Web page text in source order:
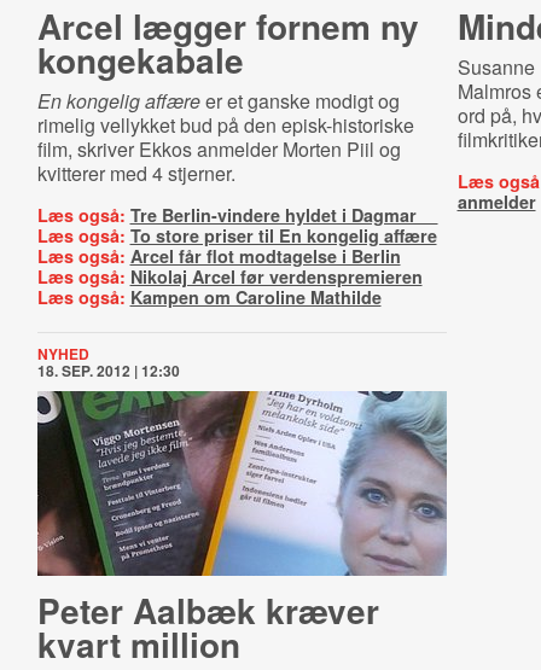
Arcel lægger fornem ny
kongekabale
En kongelig affæreer et ganske modigt og
rimelig vellykket bud på den episk-historiske
film, skriver Ekkos anmelder Morten Piil og
kvitterer med 4 stjerner.
Læs også: Tre Berlin-vindere hyldet i Dagmar
Læs også: To store priser til En kongelig affære
Læs også: Arcel får flot modtagelse i Berlin
Læs også: Nikolaj Arcel før verdenspremieren
Læs også: Kampen om Caroline Mathilde
Susanne
Malmros
ord på,
Læs
anmelder
NYHED
18. SEP. 2012 | 12:30
Peter Aalbæk kræver
kvart million